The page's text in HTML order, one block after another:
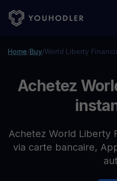
Home/Buy/World Liberty
Achetez
Achetez World Liberty
via carte bancaire,